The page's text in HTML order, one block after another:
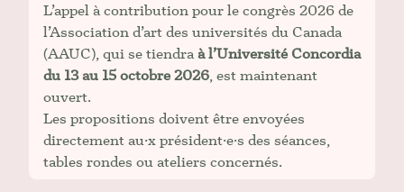
L’appel à contribution pour le congrès 2026 de
l’Association d’art des universités du Canada
(AAUC), qui se tiendraà l’Université Concordia
du 13 au 15 octobre 2026, est maintenant
ouvert.
Les propositions doivent être envoyées
directement au·x président·e·s des séances,
tables rondes ou ateliers concernés.